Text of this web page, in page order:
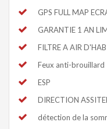
GPS FULL MAP
GARANTIE 1 AN
FILTRE A AIR
Feux anti-brouillard
ESP
DIRECTION
détection de la